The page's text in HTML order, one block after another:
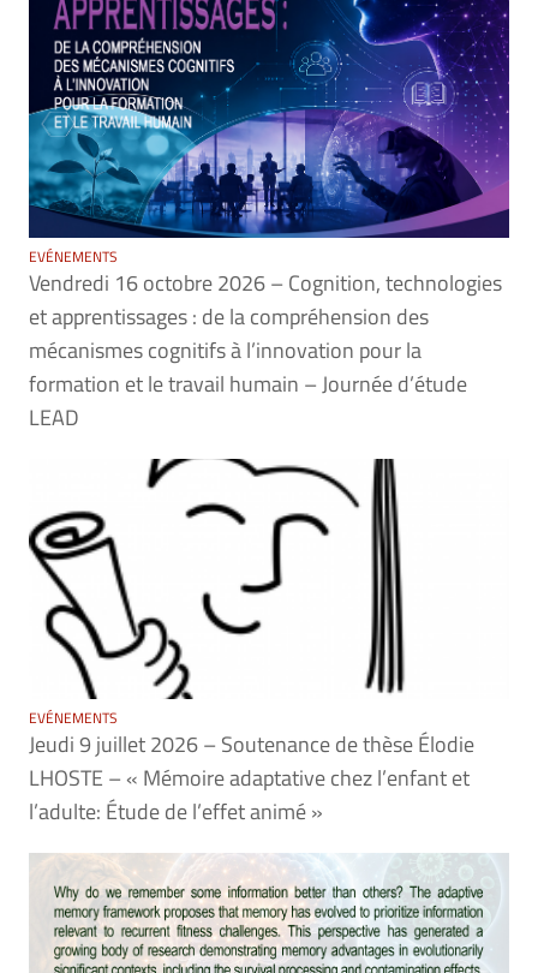
EVÉNEMENTS
Vendredi 16 octobre 2026 – Cognition, technologies
et apprentissages : de la compréhension des
mécanismes cognitifs à l’innovation pour la
formation et le travail humain – Journée d’étude
LEAD
EVÉNEMENTS
Jeudi 9 juillet 2026 – Soutenance de thèse Élodie
LHOSTE – « Mémoire adaptative chez l’enfant et
l’adulte: Étude de l’effet animé »